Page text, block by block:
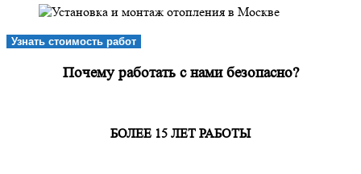
Узнать стоимость работ
Почему работать с нами безопасно?
БОЛЕЕ 15 ЛЕТ РАБОТЫ